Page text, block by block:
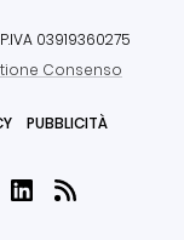
03919360275
Consenso
PUBBLICITÀ